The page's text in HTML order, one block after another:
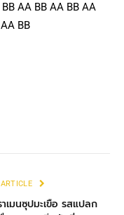
AA BB AA BB AA
BB
เมนซุปมะเขือ รสแปลก